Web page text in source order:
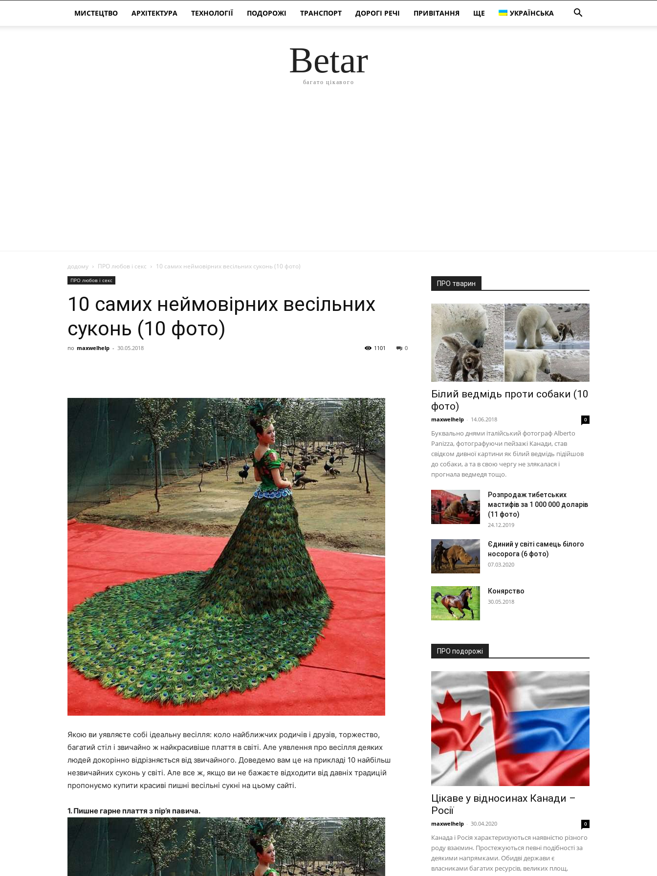
МИСТЕЦТВО АРХІТЕКТУРА ТЕХНОЛОГІЇ ПОДОРОЖІ ТРАНСПОРТ ДОРОГІ РЕЧІ ПРИВІТАННЯ ЩЕ УКРАЇНСЬКА
Betar
багато цікавого
додому ПРО любов і секс 10 самих неймовірних весільних суконь (10 фото)
ПРО любов і секс
10 самих неймовірних весільних
суконь (10 фото)
по maxwelhelp - 30.05.2018 0
1101
Якою ви уявляєте собі ідеальну весілля: коло найближчих родичів і друзів, торжество,
багатий стіл і звичайно ж найкрасивіше плаття в світі. Але уявлення про весілля деяких
людей докорінно відрізняється від звичайного. Доведемо вам це на прикладі 10 найбільш
незвичайних суконь у світі. Але все ж, якщо ви не бажаєте відходити від давніх традицій
пропонуємо купити красиві пишні весільні сукні на цьому сайті.
1. Пишне гарне плаття з пір’я павича.
ПРО тварин
Білий ведмідь проти собаки (10
фото)
maxwelhelp - 14.06.2018 0
Буквально днями італійський фотограф Alberto
Panizza, фотографуючи пейзажі Канади, став
свідком дивної картини як білий ведмідь підійшов
до собаки, а та в свою чергу не злякалася і
прогнала ведмедя тощо.
Розпродаж тибетських
мастифів за 1 000 000 доларів
(11 фото)
24.12.2019
Єдиний у світі самець білого
носорога (6 фото)
07.03.2020
Конярство
30.05.2018
ПРО подорожі
Цікаве у відносинах Канади –
Росії
maxwelhelp - 30.04.2020 0
Канада і Росія характеризуються наявністю різного
роду взаємин. Простежуються певні подібності за
деякими напрямками. Обидві держави є
власниками багатих ресурсів, великих площ,